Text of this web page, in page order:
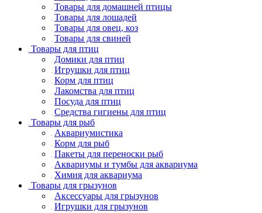
Товары для домашней птицы
Товары для лошадей
Товары для овец, коз
Товары для свиней
Товары для птиц
Домики для птиц
Игрушки для птиц
Корм для птиц
Лакомства для птиц
Посуда для птиц
Средства гигиены для птиц
Товары для рыб
Аквариумистика
Корм для рыб
Пакеты для переноски рыб
Аквариумы и тумбы для аквариума
Химия для аквариума
Товары для грызунов
Аксессуары для грызунов
Игрушки для грызунов